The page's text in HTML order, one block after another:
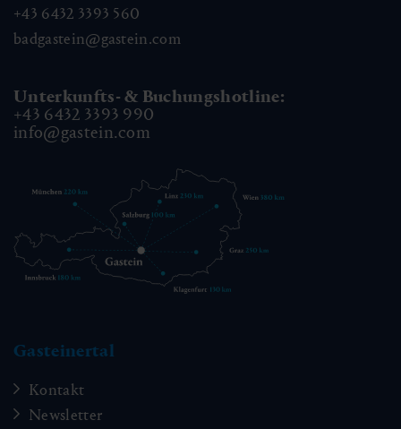
+43 6432 3393 560
badgastein@gastein.com
Unterkunfts- & Buchungshotline:
+43 6432 3393 990
info@gastein.com
Gasteinertal
Kontakt
Newsletter